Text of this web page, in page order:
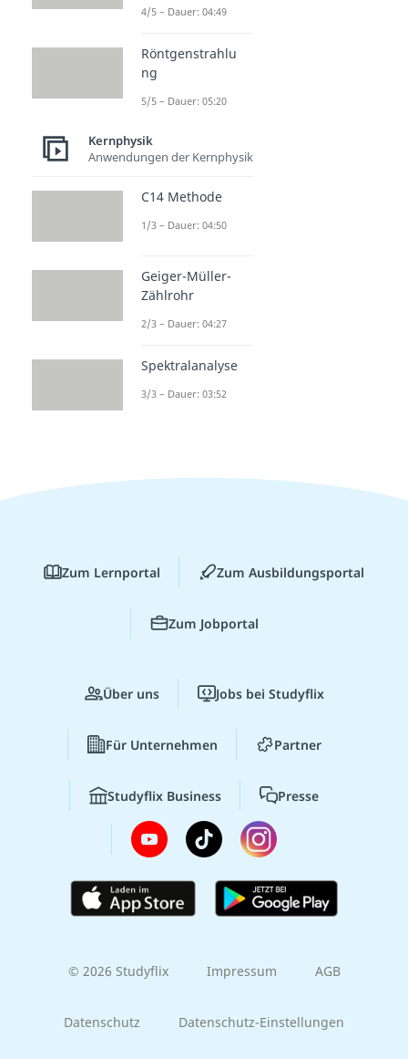
4/5 – Dauer: 04:49
Röntgenstrahlu
ng
5/5 – Dauer: 05:20
Kernphysik
Anwendungen der Kernphysik
C14 Methode
1/3 – Dauer: 04:50
Geiger-Müller-
Zählrohr
2/3 – Dauer: 04:27
Spektralanalyse
3/3 – Dauer: 03:52
Zum Lernportal Zum Ausbildungsportal
Zum Jobportal
Über uns Jobs bei Studyflix
Für Unternehmen Partner
Studyflix Business Presse
© 2026 Studyflix Impressum AGB
Datenschutz Datenschutz-Einstellungen